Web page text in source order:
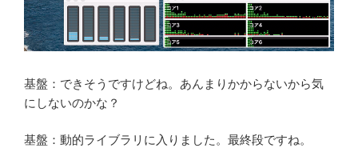
基盤：できそうですけどね。あんまりかからないから気
にしないのかな？
基盤：動的ライブラリに入りました。最終段ですね。